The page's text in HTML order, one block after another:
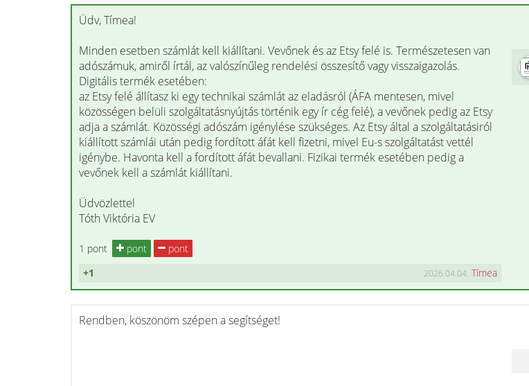
Üdv, Tímea!
Minden esetben számlát kell kiállítani. Vevőnek és az Etsy felé is. Természetesen van
adószámuk, amiről írtál, az valószínűleg rendelési összesítő vagy visszaigazolás.
Digitális termék esetében:
az Etsy felé állítasz ki egy technikai számlát az eladásról (ÁFA mentesen, mivel
közösségen belüli szolgáltatásnyújtás történik egy ír cég felé), a vevőnek pedig az Etsy
adja a számlát. Közösségi adószám igénylése szükséges. Az Etsy által a szolgáltatásiról
kiállított számlái után pedig fordított áfát kell fizetni, mivel Eu-s szolgáltatást vettél
igénybe. Havonta kell a fordított áfát bevallani. Fizikai termék esetében pedig a
vevőnek kell a számlát kiállítani.
Üdvözlettel
Tóth Viktória EV
1 pont pont
pont
+1
2026.04.04. Tímea
Rendben, köszönöm szépen a segítséget!